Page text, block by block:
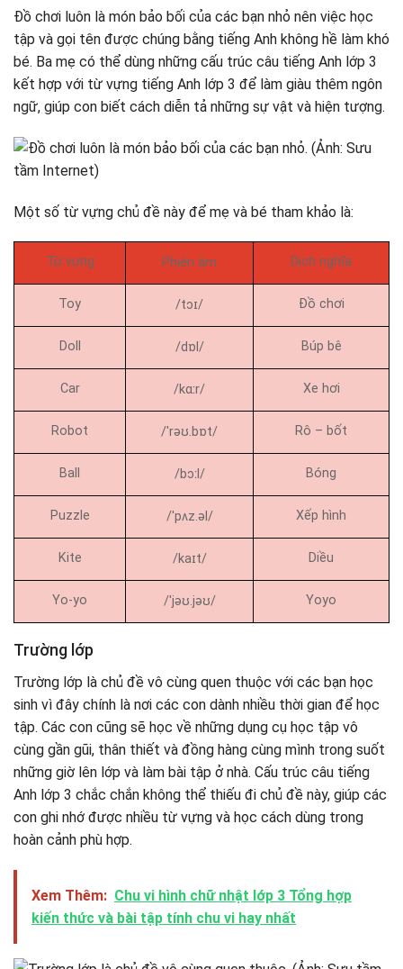
Đồ chơi luôn là món bảo bối của các bạn nhỏ nên việc học
tập và gọi tên được chúng bằng tiếng Anh không hề làm khó
bé. Ba mẹ có thể dùng những cấu trúc câu tiếng Anh lớp 3
kết hợp với từ vựng tiếng Anh lớp 3 để làm giàu thêm ngôn
ngữ, giúp con biết cách diễn tả những sự vật và hiện tượng.
Một số từ vựng chủ đề này để mẹ và bé tham khảo là:
Từ vựng Phiên âm Dịch nghĩa
Toy /tɔɪ/ Đồ chơi
Doll /dɒl/ Búp bê
Car /kɑːr/ Xe hơi
Robot /ˈrəʊ.bɒt/ Rô – bốt
Ball /bɔːl/ Bóng
Puzzle /ˈpʌz.əl/ Xếp hình
Kite /kaɪt/ Diều
Yo-yo /ˈjəʊ.jəʊ/ Yoyo
Trường lớp
Trường lớp là chủ đề vô cùng quen thuộc với các bạn học
sinh vì đây chính là nơi các con dành nhiều thời gian để học
tập. Các con cũng sẽ học về những dụng cụ học tập vô
cùng gần gũi, thân thiết và đồng hàng cùng mình trong suốt
những giờ lên lớp và làm bài tập ở nhà. Cấu trúc câu tiếng
Anh lớp 3 chắc chắn không thể thiếu đi chủ đề này, giúp các
con ghi nhớ được nhiều từ vựng và học cách dùng trong
hoàn cảnh phù hợp.
Xem Thêm: Chu vi hình chữ nhật lớp 3 Tổng hợp
kiến thức và bài tập tính chu vi hay nhất